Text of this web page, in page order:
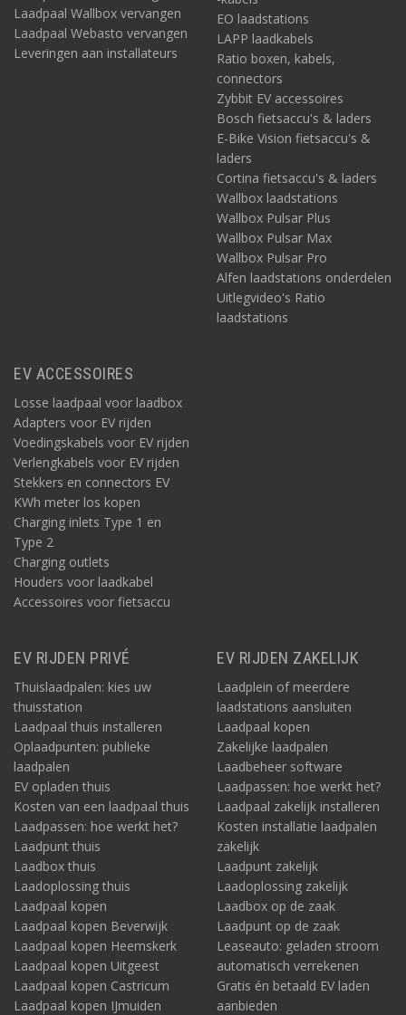
Laadpaal Wallbox vervangen
Laadpaal Webasto vervangen
Leveringen aan installateurs
EO laadstations
LAPP laadkabels
Ratio boxen, kabels,
connectors
Zybbit EV accessoires
Bosch fietsaccu's & laders
E-Bike Vision fietsaccu's &
laders
Cortina fietsaccu's & laders
Wallbox laadstations
Wallbox Pulsar Plus
Wallbox Pulsar Max
Wallbox Pulsar Pro
Alfen laadstations onderdelen
Uitlegvideo's Ratio
laadstations
EV ACCESSOIRES
Losse laadpaal voor laadbox
Adapters voor EV rijden
Voedingskabels voor EV rijden
Verlengkabels voor EV rijden
Stekkers en connectors EV
KWh meter los kopen
Charging inlets Type 1 en
Type 2
Charging outlets
Houders voor laadkabel
Accessoires voor fietsaccu
EV RIJDEN PRIVÉ
Thuislaadpalen: kies uw
thuisstation
Laadpaal thuis installeren
Oplaadpunten: publieke
laadpalen
EV opladen thuis
Kosten van een laadpaal thuis
Laadpassen: hoe werkt het?
Laadpunt thuis
Laadbox thuis
Laadoplossing thuis
Laadpaal kopen
Laadpaal kopen Beverwijk
Laadpaal kopen Heemskerk
Laadpaal kopen Uitgeest
Laadpaal kopen Castricum
Laadpaal kopen IJmuiden
EV RIJDEN ZAKELIJK
Laadplein of meerdere
laadstations aansluiten
Laadpaal kopen
Zakelijke laadpalen
Laadbeheer software
Laadpassen: hoe werkt het?
Laadpaal zakelijk installeren
Kosten installatie laadpalen
zakelijk
Laadpunt zakelijk
Laadoplossing zakelijk
Laadbox op de zaak
Laadpunt op de zaak
Leaseauto: geladen stroom
automatisch verrekenen
Gratis én betaald EV laden
aanbieden